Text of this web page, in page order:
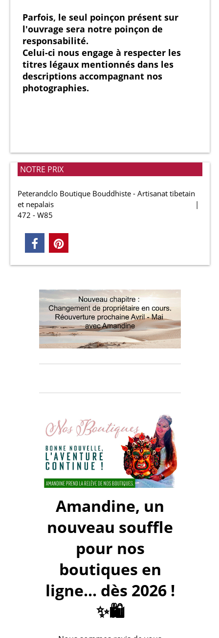
Parfois, le seul poinçon présent sur
l'ouvrage sera notre poinçon de
responsabilité.
Celui-ci nous engage à respecter les
titres légaux mentionnés dans les
descriptions accompagnant nos
photographies.
NOTRE PRIX
Peterandclo Boutique Bouddhiste - Artisanat tibetain
et nepalais
472 - W85
Amandine, un
nouveau souffle
pour nos
boutiques en
ligne... dès 2026 !
✨🛍️